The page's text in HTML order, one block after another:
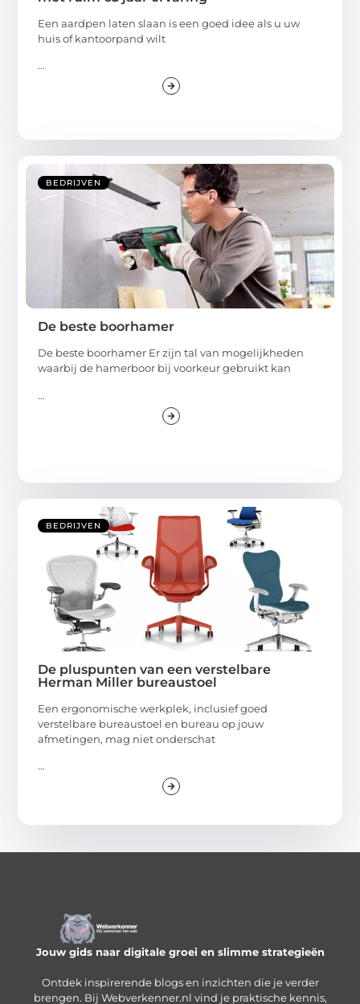
Een aardpen laten slaan is een goed idee als u uw
huis of kantoorpand wilt
...
BEDRIJVEN
De beste boorhamer
De beste boorhamer Er zijn tal van mogelijkheden
waarbij de hamerboor bij voorkeur gebruikt kan
...
BEDRIJVEN
De pluspunten van een verstelbare
Herman Miller bureaustoel
Een ergonomische werkplek, inclusief goed
verstelbare bureaustoel en bureau op jouw
afmetingen, mag niet onderschat
...
Jouw gids naar digitale groei en slimme strategieën
Ontdek inspirerende blogs en inzichten die je verder
brengen. Bij Webverkenner.nl vind je praktische kennis,